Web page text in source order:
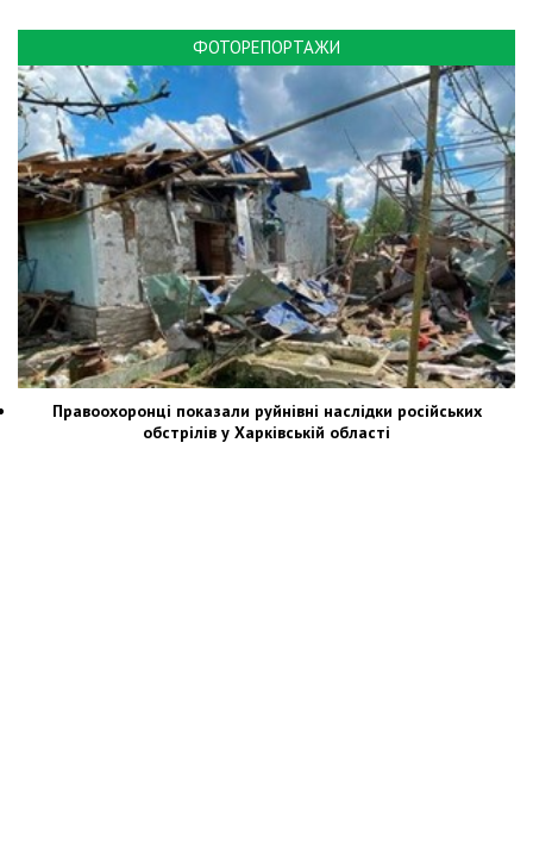
ФОТОРЕПОРТАЖИ
Правоохоронці показали руйнівні наслідки російських
обстрілів у Харківській області